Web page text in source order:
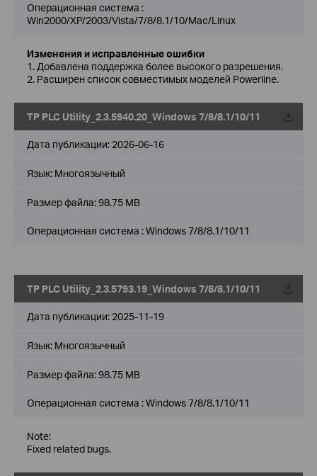
Операционная система :
Win2000/XP/2003/Vista/7/8/8.1/10/Mac/Linux
Изменения и исправленные ошибки
1. Добавлена поддержка более высокого разрешения.
2. Расширен список совместимых моделей Powerline.
TP PLC Utility_2.3.5940.20_Windows 7/8/8.1/10/11
Дата публикации: 2026-06-16
Язык: Многоязычный
Размер файла:98.75 MB
Операционная система : Windows 7/8/8.1/10/11
TP PLC Utility_2.3.5793.19_Windows 7/8/8.1/10/11
Дата публикации: 2025-11-19
Язык: Многоязычный
Размер файла:98.75 MB
Операционная система : Windows 7/8/8.1/10/11
Note:
Fixed related bugs.